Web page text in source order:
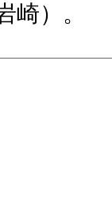
崎）。